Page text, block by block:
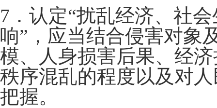
7．认定“扰乱经济、社
响”，应当结合侵害对象
模、人身损害后果、经
秩序混乱的程度以及对
把握。